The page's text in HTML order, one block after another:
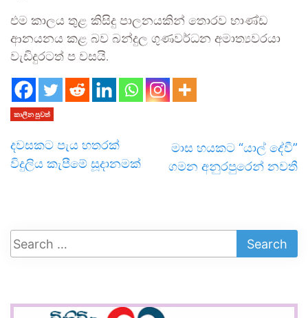
එම කාලය තුළ කිසිදු පාලනයකින් තොරව භාණ්ඩ
ආනයනය කළ බව බන්දුල ගුණවර්ධන අමාත්‍යවරයා
වැඩිදුරටත් ප වසයි.
කාලීන පුවත්
දවසකට පැය හතරක්
විදුලිය කැපීමේ සූදානමක්
මාස හයකට “යාල් දේවී”
ගමන අනුරපුරෙන් නවතී